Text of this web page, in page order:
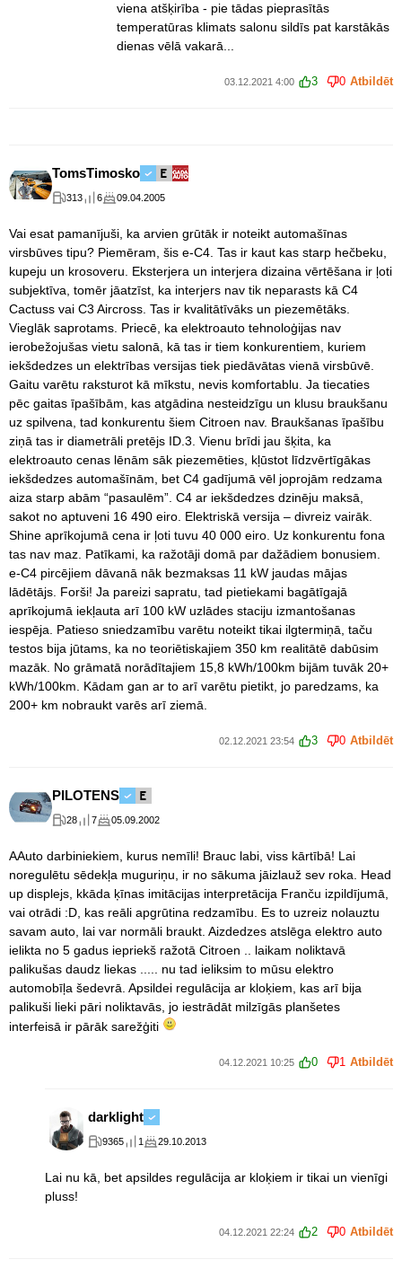
viena atšķirība - pie tādas pieprasītās
temperatūras klimats salonu sildīs pat karstākās
dienas vēlā vakarā...
03.12.2021 4:00 3 0 Atbildēt
TomsTimosko
313 6 09.04.2005
Vai esat pamanījuši, ka arvien grūtāk ir noteikt automašīnas
virsbūves tipu? Piemēram, šis e-C4. Tas ir kaut kas starp hečbeku,
kupeju un krosoveru. Eksterjera un interjera dizaina vērtēšana ir ļoti
subjektīva, tomēr jāatzīst, ka interjers nav tik neparasts kā C4
Cactuss vai C3 Aircross. Tas ir kvalitātīvāks un piezemētāks.
Vieglāk saprotams. Priecē, ka elektroauto tehnoloģijas nav
ierobežojušas vietu salonā, kā tas ir tiem konkurentiem, kuriem
iekšdedzes un elektrības versijas tiek piedāvātas vienā virsbūvē.
Gaitu varētu raksturot kā mīkstu, nevis komfortablu. Ja tiecaties
pēc gaitas īpašībām, kas atgādina nesteidzīgu un klusu braukšanu
uz spilvena, tad konkurentu šiem Citroen nav. Braukšanas īpašību
ziņā tas ir diametrāli pretējs ID.3. Vienu brīdi jau šķita, ka
elektroauto cenas lēnām sāk piezemēties, kļūstot līdzvērtīgākas
iekšdedzes automašīnām, bet C4 gadījumā vēl joprojām redzama
aiza starp abām “pasaulēm”. C4 ar iekšdedzes dzinēju maksā,
sakot no aptuveni 16 490 eiro. Elektriskā versija – divreiz vairāk.
Shine aprīkojumā cena ir ļoti tuvu 40 000 eiro. Uz konkurentu fona
tas nav maz. Patīkami, ka ražotāji domā par dažādiem bonusiem.
e-C4 pircējiem dāvanā nāk bezmaksas 11 kW jaudas mājas
lādētājs. Forši! Ja pareizi sapratu, tad pietiekami bagātīgajā
aprīkojumā iekļauta arī 100 kW uzlādes staciju izmantošanas
iespēja. Patieso sniedzamību varētu noteikt tikai ilgtermiņā, taču
testos bija jūtams, ka no teoriētiskajiem 350 km realitātē dabūsim
mazāk. No grāmatā norādītajiem 15,8 kWh/100km bijām tuvāk 20+
kWh/100km. Kādam gan ar to arī varētu pietikt, jo paredzams, ka
200+ km nobraukt varēs arī ziemā.
02.12.2021 23:54 3 0 Atbildēt
PILOTENS
28 7 05.09.2002
AAuto darbiniekiem, kurus nemīli! Brauc labi, viss kārtībā! Lai
noregulētu sēdekļa muguriņu, ir no sākuma jāizlauž sev roka. Head
up displejs, kkāda ķīnas imitācijas interpretācija Franču izpildījumā,
vai otrādi :D, kas reāli apgrūtina redzamību. Es to uzreiz nolauztu
savam auto, lai var normāli braukt. Aizdedzes atslēga elektro auto
ielikta no 5 gadus iepriekš ražotā Citroen .. laikam noliktavā
palikušas daudz liekas ..... nu tad ieliksim to mūsu elektro
automobīļa šedevrā. Apsildei regulācija ar kloķiem, kas arī bija
palikuši lieki pāri noliktavās, jo iestrādāt milzīgās planšetes
interfeisā ir pārāk sarežģiti
04.12.2021 10:25 0 1 Atbildēt
darklight
9365 1 29.10.2013
Lai nu kā, bet apsildes regulācija ar kloķiem ir tikai un vienīgi
pluss!
04.12.2021 22:24 2 0 Atbildēt